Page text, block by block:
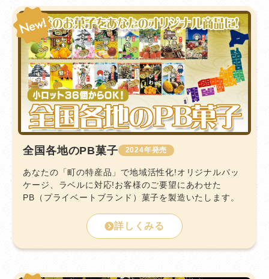
全国各地のPB菓子 2024
あなたの「町の特産品」で地域活性化!オリジナルパッ
ケージ、ラベルに対応!お客様のご要望にあわせた
PB（プライベートブランド）菓子を製造いたします。
詳しくみる